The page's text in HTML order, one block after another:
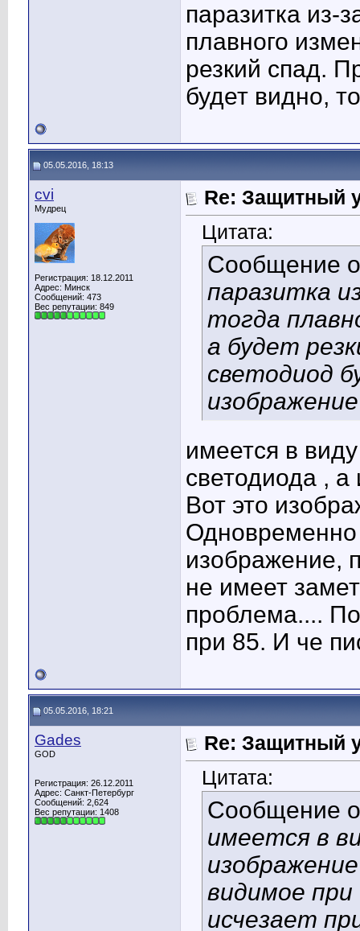
паразитка из-
плавного
резкий спад.
будет видно,
05.05.2016, 18:13
cvi
Мудрец
Регистрация: 18.12.2011
Адрес: Минск
Сообщений: 473
Вес репутации: 849
Re: Защитный
Цитата:
Сообщение
паразитка
тогда
а будет
светодиод
изображение
имеется в
светодиода ,
Вот это
Одновременно
изображение,
не имеет
проблема....
при 85. И че
05.05.2016, 18:21
Gades
GOD
Регистрация: 26.12.2011
Адрес: Санкт-Петербург
Сообщений: 2,624
Вес репутации: 1408
Re: Защитный
Цитата:
Сообщение
имеется в
видимое
исчезает